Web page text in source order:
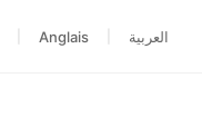
Anglais العربية